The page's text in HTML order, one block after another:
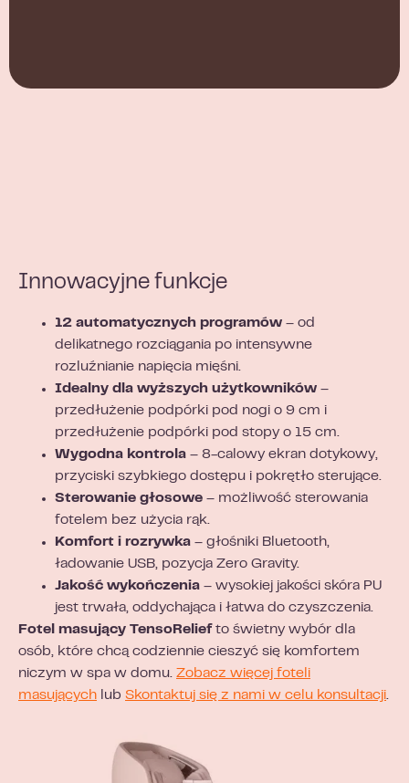
Innowacyjne funkcje
12 automatycznych programów – od
delikatnego rozciągania po intensywne
rozluźnianie napięcia mięśni.
Idealny dla wyższych użytkowników –
przedłużenie podpórki pod nogi o 9 cm i
przedłużenie podpórki pod stopy o 15 cm.
Wygodna kontrola – 8-calowy ekran dotykowy,
przyciski szybkiego dostępu i pokrętło sterujące.
Sterowanie głosowe – możliwość sterowania
fotelem bez użycia rąk.
Komfort i rozrywka – głośniki Bluetooth,
ładowanie USB, pozycja Zero Gravity.
Jakość wykończenia – wysokiej jakości skóra PU
jest trwała, oddychająca i łatwa do czyszczenia.
Fotel masujący TensoRelief to świetny wybór dla
osób, które chcą codziennie cieszyć się komfortem
niczym w spa w domu. Zobacz więcej foteli
masujących lub Skontaktuj się z nami w celu konsultacji.